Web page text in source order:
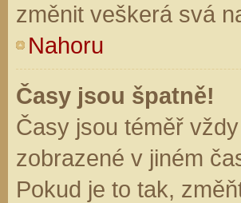
změnit veškerá svá
Nahoru
Časy jsou špatně!
Časy jsou téměř
zobrazené v jiném
Pokud je to tak,